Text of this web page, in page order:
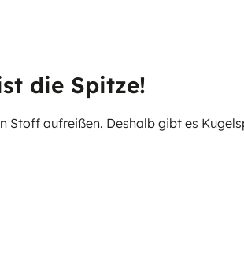
die Spitze!
Stoff aufreißen. Deshalb gibt es